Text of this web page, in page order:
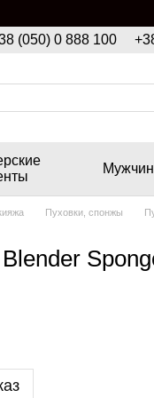
(050) 0 888 100
Пуховки, спонжы